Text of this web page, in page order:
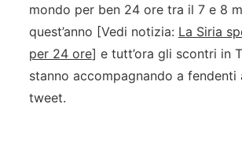
mondo per ben 24 ore tra il 7 e 8
quest’anno [Vedi notizia: La Siria
per 24 ore] e tutt’ora gli scontri in
stanno accompagnando a fendenti
tweet.